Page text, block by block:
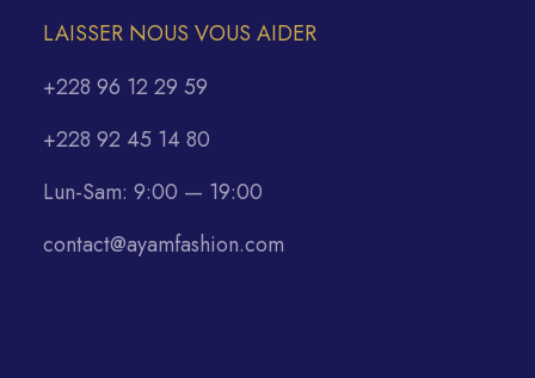
LAISSER NOUS VOUS AIDER
+228 96 12 29 59
+228 92 45 14 80
Lun-Sam: 9:00 — 19:00
contact@ayamfashion.com